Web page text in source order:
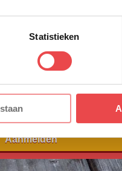
Statistieken
E-MAILADRES*
Aanmelden